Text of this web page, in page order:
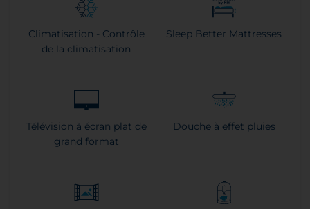
Climatisation - Contrôle
de la climatisation
Sleep Better Mattresses
Télévision à écran plat de
grand format
Douche à effet pluies